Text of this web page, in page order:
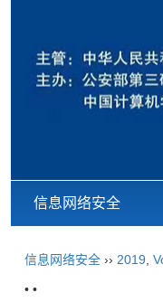
信息网络安全
信息网络安全 ›› 2019
• •